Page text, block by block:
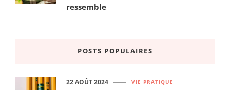
ressemble
POSTS POPULAIRES
VIE PRATIQUE
22 AOÛT 2024